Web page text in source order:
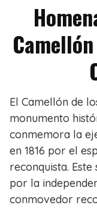
El Camellón de
monumento
conmemora la
en 1816 por el
reconquista.
por la
conmovedor